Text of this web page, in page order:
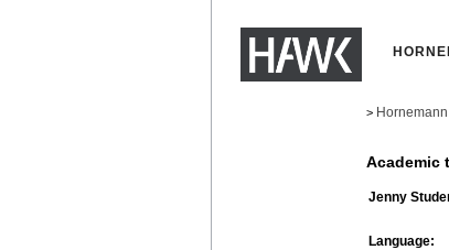
>
Academic
Jenny
Language: